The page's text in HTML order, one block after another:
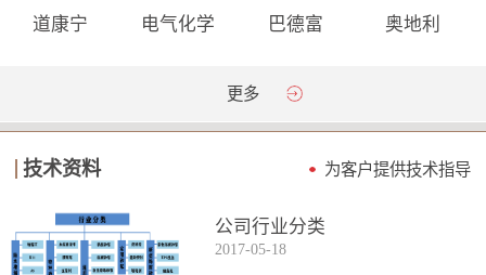
道康宁 电气化学 巴德富 奥地利
更多
技术资料 为客户提供技术指导
公司行业分类
2017-05-18